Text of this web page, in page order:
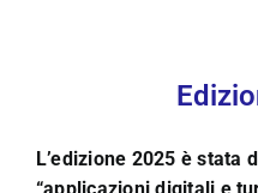
L’edizione 2025 è stata